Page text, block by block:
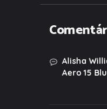
Alisha
Aero 15